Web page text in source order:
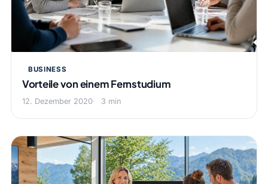
BUSINESS
Vorteile von einem Fernstudium
12. Dezember 2020 3 min